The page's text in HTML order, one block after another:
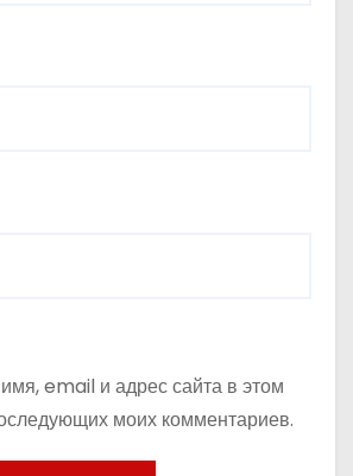
email и адрес сайта в этом
моих комментариев.